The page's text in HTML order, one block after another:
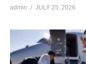
admin JULY 25, 2026